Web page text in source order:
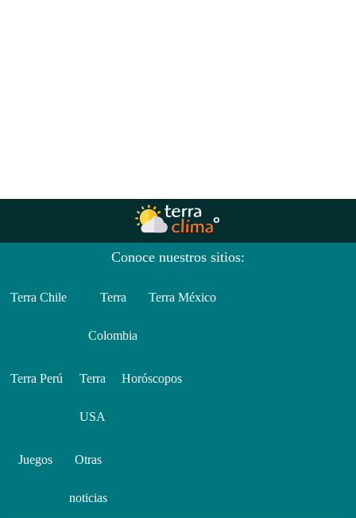
Conoce nuestros sitios:
Terra Chile Terra
Colombia
Terra México
Terra Perú Terra
USA
Horóscopos
Juegos Otras
noticias